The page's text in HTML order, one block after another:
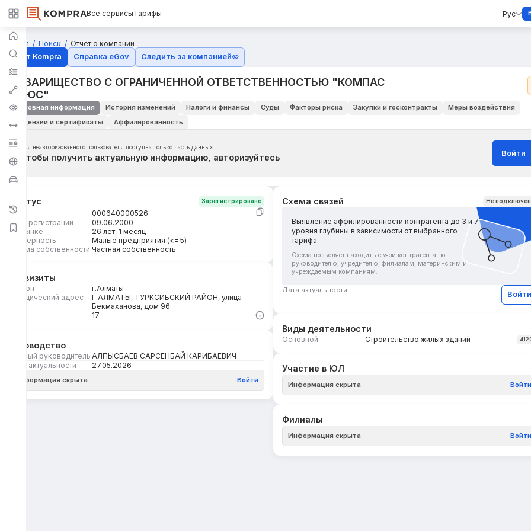
Все сервисыТарифы Рус
Главная Поиск
Отчет о компании
Отчёт Kompra
Справка eGov Следить за компанией
ТОВАРИЩЕСТВО С ОГРАНИЧЕННОЙ ОТВЕТСТВЕННОСТЬЮ "КОМПАС
ПЛЮС"
Основная информация История изменений Налоги и финансы Суды Факторы риска Закупки и госконтракты
Меры воздействия
Лицензии и сертификаты
Аффилированность
Для неавторизованного пользователя доступна только часть данных
Чтобы получить актуальную информацию, авторизуйтесь Войти
Статус Зарегистрировано
БИН
000640000526
Дата регистрации
09.06.2000
На рынке
26 лет, 1 месяц
Размерность
Малые предприятия (<= 5)
Форма собственности Частная собственность
Реквизиты
Регион
г.Алматы
Юридический адрес
Г.АЛМАТЫ, ТУРКСИБСКИЙ РАЙОН, улица
Бекмаханова, дом 96
17
Руководство
Первый руководитель АЛПЫСБАЕВ САРСЕНБАЙ КАРИБАЕВИЧ
Дата актуальности
27.05.2026
Информация скрыта Войти
Схема связей Не
Выявление аффилированности контрагента до 3 и 7
уровня глубины в зависимости от выбранного
тарифа.
Схема позволяет находить связи контрагента по
руководителю, учредителю, филиалам, материнским и
учреждаемым компаниям.
Дата актуальности:
—
Войти
Виды деятельности
Основной Строительство жилых зданий
Участие в ЮЛ
Информация скрыта Войти
Филиалы
Информация скрыта Войти